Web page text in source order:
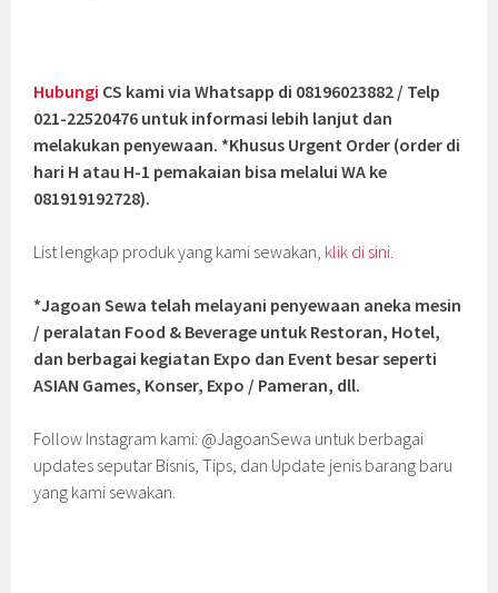
Hubungi CS kami via Whatsapp di 08196023882 / Telp
021-22520476 untuk informasi lebih lanjut dan
melakukan penyewaan. *Khusus Urgent Order (order di
hari H atau H-1 pemakaian bisa melalui WA ke
081919192728).
List lengkap produk yang kami sewakan, klik di sini.
*Jagoan Sewa telah melayani penyewaan aneka mesin
/ peralatan Food & Beverage untuk Restoran, Hotel,
dan berbagai kegiatan Expo dan Event besar seperti
ASIAN Games, Konser, Expo / Pameran, dll.
Follow Instagram kami: @JagoanSewa untuk berbagai
updates seputar Bisnis, Tips, dan Update jenis barang baru
yang kami sewakan.